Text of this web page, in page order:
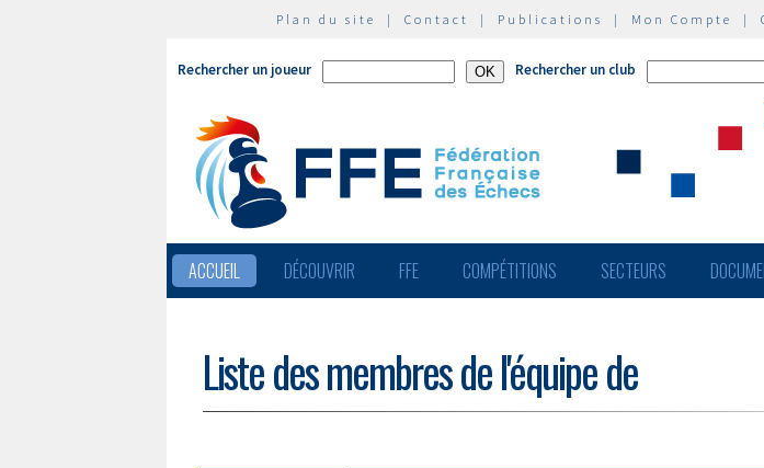
Plan du site | Contact | Publications | Mon Compte |
Rechercher un joueur Rechercher un club
ACCUEIL DÉCOUVRIR FFE COMPÉTITIONS SECTEURS
Liste des membres de l'équipe de